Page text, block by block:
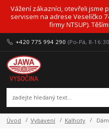
Vážení zákazníci, otevřeli jsme
servisem na adrese Veselíčko
firmy NTSUP).
+420 775 994 290 (Po-Pá, 8-
Úvod Vybavení Kalhoty